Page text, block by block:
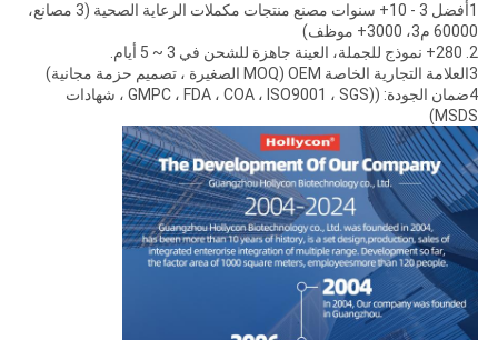
1أفضل 3 - 10+ سنوات مصنع منتجات مكملات الرعاية الصحية (3 مصانع،
60000 م3، 3000+ موظف)
2. 280+ نموذج للجملة، العينة جاهزة للشحن في 3 ~ 5 أيام.
3العلامة التجارية الخاصة OEM (MOQ الصغيرة ، تصميم حزمة مجانية)
4ضمان الجودة: ((GMPC ، FDA ، COA ، ISO9001 ، SGS ، شهادات
MSDS)